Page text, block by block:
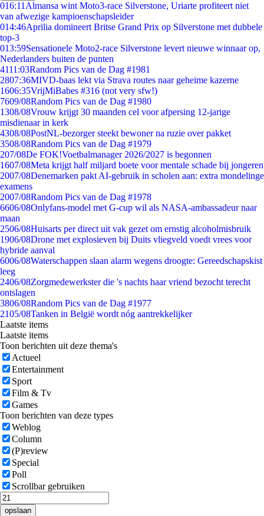
016:11 Almansa wint Moto3-race Silverstone, Uriarte profiteert niet
van afwezige kampioenschapsleider
014:46Aprilia domineert Britse Grand Prix op Silverstone met dubbele
top-3
013:59Sensationele Moto2-race Silverstone levert nieuwe winnaar op,
Nederlanders buiten de punten
4111:03Random Pics van de Dag #1981
2807:36MIVD-baas lekt via Strava routes naar geheime kazerne
1606:35VrijMiBabes #316 (not very sfw!)
7609/08Random Pics van de Dag #1980
1308/08Vrouw krijgt 30 maanden cel voor afpersing 12-jarige
misdienaar in kerk
4308/08PostNL-bezorger steekt bewoner na ruzie over pakket
3508/08Random Pics van de Dag #1979
207/08De FOK!Voetbalmanager 2026/2027 is begonnen
1607/08Meta krijgt half miljard boete voor mentale schade bij jongeren
2007/08Denemarken pakt AI-gebruik in scholen aan: extra mondelinge
examens
2007/08Random Pics van de Dag #1978
6606/08Onlyfans-model met G-cup wil als NASA-ambassadeur naar
maan
2506/08Huisarts per direct uit vak gezet om ernstig alcoholmisbruik
1906/08Drone met explosieven bij Duits vliegveld voedt vrees voor
hybride aanval
6006/08Waterschappen slaan alarm wegens droogte: Gereedschapskist
leeg
2406/08Zorgmedewerkster die 's nachts haar vriend bezocht terecht
ontslagen
3806/08Random Pics van de Dag #1977
2105/08Tanken in België wordt nóg aantrekkelijker
Laatste items
Laatste items
Toon berichten uit deze thema's
Actueel
Entertainment
Sport
Film & Tv
Games
Toon berichten van deze types
Weblog
Column
(P)review
Special
Poll
Scrollbar gebruiken
opslaan